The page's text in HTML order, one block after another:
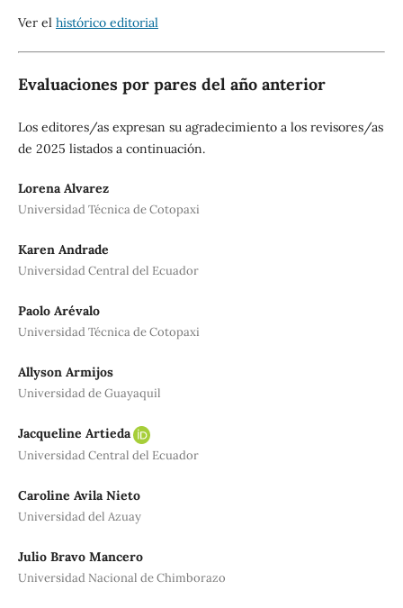
Ver el histórico editorial
Evaluaciones por pares del año anterior
Los editores/as expresan su agradecimiento a los revisores/as
de 2025 listados a continuación.
Lorena Alvarez
Universidad Técnica de Cotopaxi
Karen Andrade
Universidad Central del Ecuador
Paolo Arévalo
Universidad Técnica de Cotopaxi
Allyson Armijos
Universidad de Guayaquil
Jacqueline Artieda
Universidad Central del Ecuador
Caroline Avila Nieto
Universidad del Azuay
Julio Bravo Mancero
Universidad Nacional de Chimborazo